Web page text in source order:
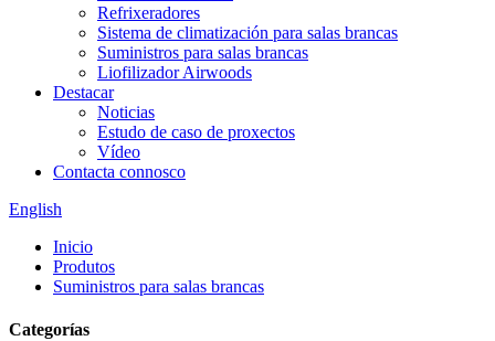
Refrixeradores
Sistema de climatización para salas brancas
Suministros para salas brancas
Liofilizador Airwoods
Destacar
Noticias
Estudo de caso de proxectos
Vídeo
Contacta connosco
English
Inicio
Produtos
Suministros para salas brancas
Categorías